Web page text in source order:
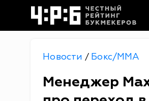
Новости / Бокс/MMA
Менеджер